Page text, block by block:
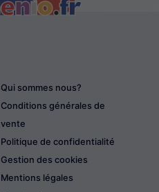
Qui sommes nous?
Conditions générales de
vente
Politique de confidentialité
Gestion des cookies
Mentions légales